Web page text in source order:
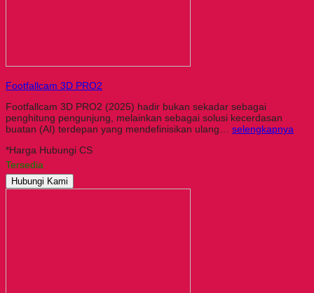
Footfallcam 3D PRO2
Footfallcam 3D PRO2 (2025) hadir bukan sekadar sebagai
penghitung pengunjung, melainkan sebagai solusi kecerdasan
buatan (AI) terdepan yang mendefinisikan ulang… selengkapnya
*Harga Hubungi CS
Tersedia
Hubungi Kami